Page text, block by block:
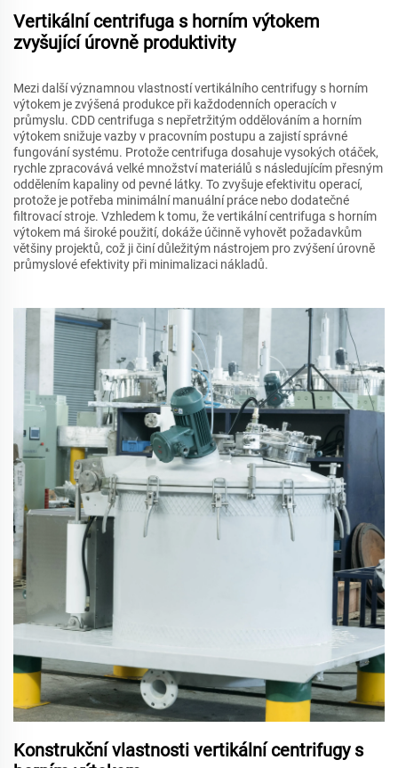
Vertikální centrifuga s horním výtokem
zvyšující úrovně produktivity
Mezi další významnou vlastností vertikálního centrifugy s horním
výtokem je zvýšená produkce při každodenních operacích v
průmyslu. CDD centrifuga s nepřetržitým oddělováním a horním
výtokem snižuje vazby v pracovním postupu a zajistí správné
fungování systému. Protože centrifuga dosahuje vysokých otáček,
rychle zpracovává velké množství materiálů s následujícím přesným
oddělením kapaliny od pevné látky. To zvyšuje efektivitu operací,
protože je potřeba minimální manuální práce nebo dodatečné
filtrovací stroje. Vzhledem k tomu, že vertikální centrifuga s horním
výtokem má široké použití, dokáže účinně vyhovět požadavkům
většiny projektů, což ji činí důležitým nástrojem pro zvýšení úrovně
průmyslové efektivity při minimalizaci nákladů.
Konstrukční vlastnosti vertikální centrifugy s